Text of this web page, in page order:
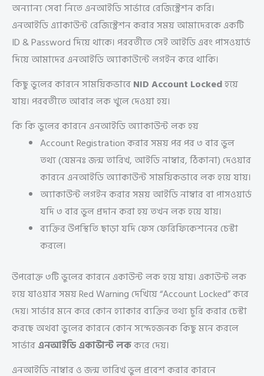
অন্যান্য সেবা নিতে এনআইডি সার্ভারে রেজিস্ট্রেশন করি।
এনআইডি এ্যাকাউন্ট রেজিস্ট্রেশন করার সময় আমাদেরকে একটি
ID & Password দিয়ে থাকে। পরবর্তীতে সেই আইডি এবং পাসওয়ার্ড
দিয়ে আমাদের এনআইডি অ্যাকাউন্টে লগইন করে থাকি।
কিছু ভুলের কারনে সাময়িকভাবেNID Account Lockedহয়ে
যায়। পরবর্তীতে আবার লক খুলে দেওয়া হয়।
কি কি ভুলের কারনে এনআইডি অ্যাকাউন্ট লক হয়
Account Registration করার সময় পর পর ৩ বার ভুল
তথ্য (যেমনঃ জন্ম তারিখ, আইডি নাম্বার, ঠিকানা) দেওয়ার
কারনে এনআইডি অ্যাকাউন্ট সাময়িকভাবে লক হয়ে যায়।
অ্যাকাউন্ট লগইন করার সময় আইডি নাম্বার বা পাসওয়ার্ড
যদি ৩ বার ভুল প্রদান করা হয় তখন লক হয়ে যায়।
ব্যক্তির উপস্থিতি ছাড়া যদি ফেস ফেরিফিকেশনের চেস্টা
করলে।
উপরোক্ত ৩টি ভুলের কারনে একাউন্ট লক হয়ে যায়। একাউন্ট লক
হয়ে যাওয়ার সময় Red Warning দেখিয়ে “Account Locked” করে
দেয়। সার্ভার মনে করে কোন হ্যাকার ব্যক্তির তথ্য চুরি করার চেস্টা
করছে অথবা ভুলের কারনে কোন সন্দেহজনক কিছু মনে করলে
সার্ভারএনআইডি একাউান্ট লককরে দেয়।
এনআইডি নাম্বার ও জন্ম তারিখ ভুল প্রবেশ করার কারনে